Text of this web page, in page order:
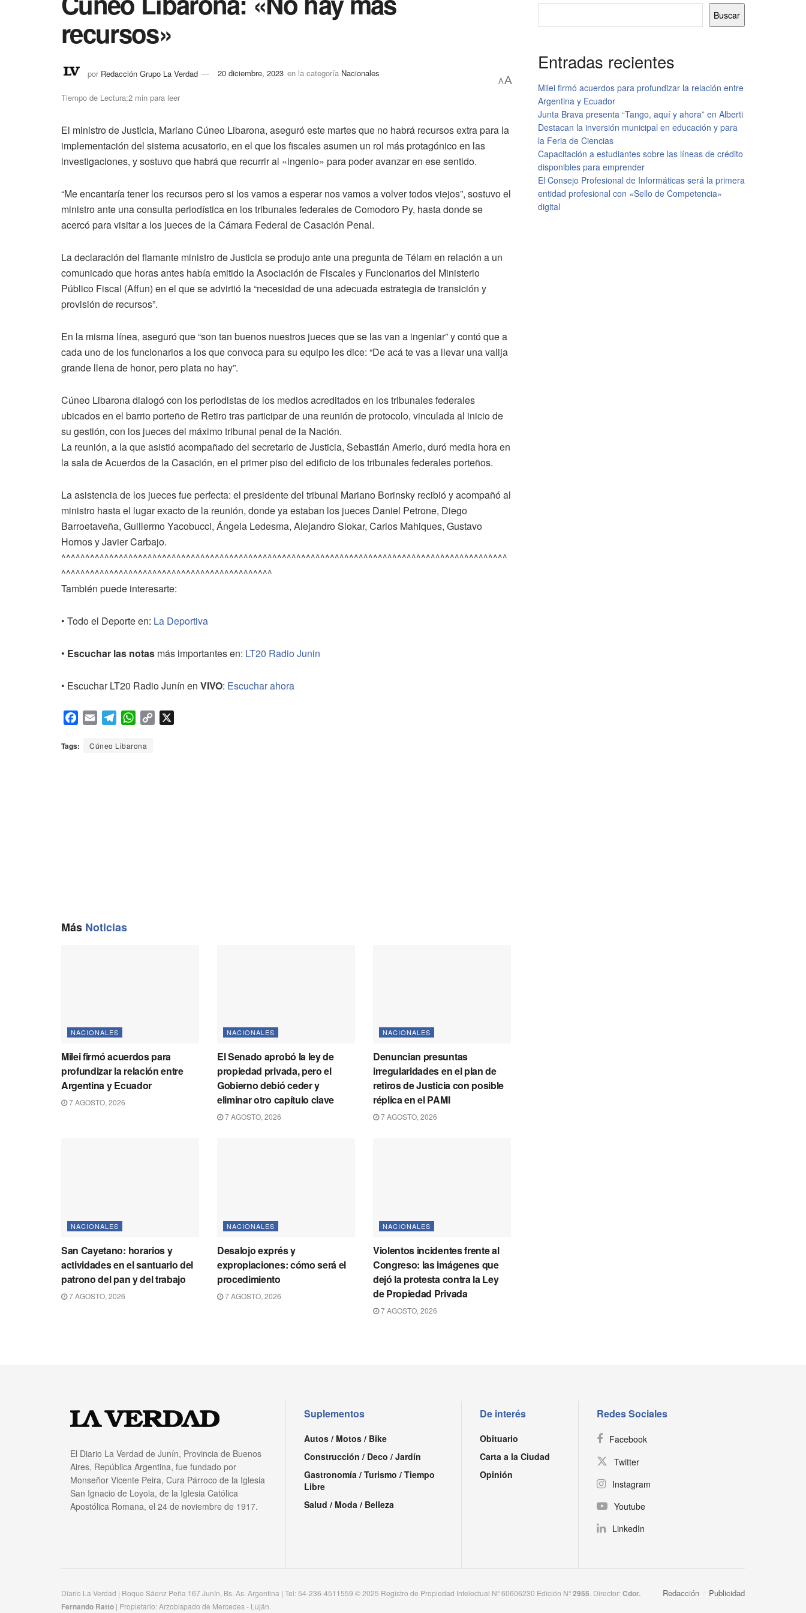
recursos»
por Redacción Grupo La Verdad 20 diciembre, 2023 en la categoría Nacionales
Tiempo de Lectura:2 min para leer
AA
El ministro de Justicia, Mariano Cúneo Libarona, aseguró este martes que no habrá recursos extra para la
implementación del sistema acusatorio, en el que los fiscales asumen un rol más protagónico en las
investigaciones, y sostuvo que habrá que recurrir al «ingenio» para poder avanzar en ese sentido.
“Me encantaría tener los recursos pero si los vamos a esperar nos vamos a volver todos viejos”, sostuvo el
ministro ante una consulta periodística en los tribunales federales de Comodoro Py, hasta donde se
acercó para visitar a los jueces de la Cámara Federal de Casación Penal.
La declaración del flamante ministro de Justicia se produjo ante una pregunta de Télam en relación a un
comunicado que horas antes había emitido la Asociación de Fiscales y Funcionarios del Ministerio
Público Fiscal (Affun) en el que se advirtió la “necesidad de una adecuada estrategia de transición y
provisión de recursos”.
En la misma línea, aseguró que “son tan buenos nuestros jueces que se las van a ingeniar” y contó que a
cada uno de los funcionarios a los que convoca para su equipo les dice: “De acá te vas a llevar una valija
grande llena de honor, pero plata no hay”.
Cúneo Libarona dialogó con los periodistas de los medios acreditados en los tribunales federales
ubicados en el barrio porteño de Retiro tras participar de una reunión de protocolo, vinculada al inicio de
su gestión, con los jueces del máximo tribunal penal de la Nación.
La reunión, a la que asistió acompañado del secretario de Justicia, Sebastián Amerio, duró media hora en
la sala de Acuerdos de la Casación, en el primer piso del edificio de los tribunales federales porteños.
La asistencia de los jueces fue perfecta: el presidente del tribunal Mariano Borinsky recibió y acompañó al
ministro hasta el lugar exacto de la reunión, donde ya estaban los jueces Daniel Petrone, Diego
Barroetaveña, Guillermo Yacobucci, Ángela Ledesma, Alejandro Slokar, Carlos Mahiques, Gustavo
Hornos y Javier Carbajo.
^^^^^^^^^^^^^^^^^^^^^^^^^^^^^^^^^^^^^^^^^^^^^^^^^^^^^^^^^^^^^^^^^^^^^^^^^^^^^^^^^^^^^^^^^^^^^
^^^^^^^^^^^^^^^^^^^^^^^^^^^^^^^^^^^^^^^^^^^^
También puede interesarte:
• Todo el Deporte en: La Deportiva
• Escuchar las notas más importantes en: LT20 Radio Junin
• Escuchar LT20 Radio Junín en VIVO: Escuchar ahora
c
a
l
W
a
Tags: Cúneo Libarona
Más Noticias
NACIONALES
Milei firmó acuerdos para
profundizar la relación entre
Argentina y Ecuador
7 AGOSTO, 2026
NACIONALES
El Senado aprobó la ley de
propiedad privada, pero el
Gobierno debió ceder y
eliminar otro capítulo clave
7 AGOSTO, 2026
NACIONALES
Denuncian presuntas
irregularidades en el plan de
retiros de Justicia con posible
réplica en el PAMI
7 AGOSTO, 2026
NACIONALES
San Cayetano: horarios y
actividades en el santuario del
patrono del pan y del trabajo
7 AGOSTO, 2026
NACIONALES
Desalojo exprés y
expropiaciones: cómo será el
procedimiento
7 AGOSTO, 2026
NACIONALES
Violentos incidentes frente al
Congreso: las imágenes que
dejó la protesta contra la Ley
de Propiedad Privada
7 AGOSTO, 2026
Buscar
Entradas recientes
Milei firmó acuerdos para profundizar la relación entre
Argentina y Ecuador
Junta Brava presenta “Tango, aquí y ahora” en Alberti
Destacan la inversión municipal en educación y para
la Feria de Ciencias
Capacitación a estudiantes sobre las líneas de crédito
disponibles para emprender
El Consejo Profesional de Informáticas será la primera
entidad profesional con «Sello de Competencia»
digital
El Diario La Verdad de Junín, Provincia de Buenos
Aires, República Argentina, fue fundado por
Monseñor Vicente Peira, Cura Párroco de la Iglesia
San Ignacio de Loyola, de la Iglesia Católica
Apostólica Romana, el 24 de noviembre de 1917.
Suplementos
Autos / Motos / Bike
Construcción / Deco / Jardín
Gastronomía / Turismo / Tiempo
Libre
Salud / Moda / Belleza
De interés
Obituario
Carta a la Ciudad
Opinión
Redes Sociales
Facebook
Twitter
Instagram
Youtube
LinkedIn
Redacción Publicidad
Diario La Verdad | Roque Sáenz Peña 167 Junín, Bs. As. Argentina | Tel: 54-236-4511559 © 2025 Registro de Propiedad Intelectual Nº 60606230 Edición Nº2955 . Director:​Cdor.
Fernando Ratto | Propietario:​ Arzobispado de Mercedes - Luján.